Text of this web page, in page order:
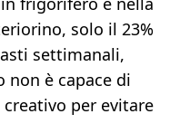
solo il 23%
settimanali,
non è capace di
per evitare